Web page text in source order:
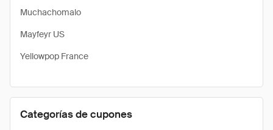
Muchachomalo
Mayfeyr US
Yellowpop France
Categorías de cupones